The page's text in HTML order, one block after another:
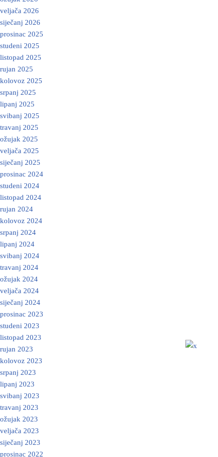
veljača 2026
siječanj 2026
prosinac 2025
studeni 2025
listopad 2025
rujan 2025
kolovoz 2025
srpanj 2025
lipanj 2025
svibanj 2025
travanj 2025
ožujak 2025
veljača 2025
siječanj 2025
prosinac 2024
studeni 2024
listopad 2024
rujan 2024
kolovoz 2024
srpanj 2024
lipanj 2024
svibanj 2024
travanj 2024
ožujak 2024
veljača 2024
siječanj 2024
prosinac 2023
studeni 2023
listopad 2023
rujan 2023
kolovoz 2023
srpanj 2023
lipanj 2023
svibanj 2023
travanj 2023
ožujak 2023
veljača 2023
siječanj 2023
prosinac 2022